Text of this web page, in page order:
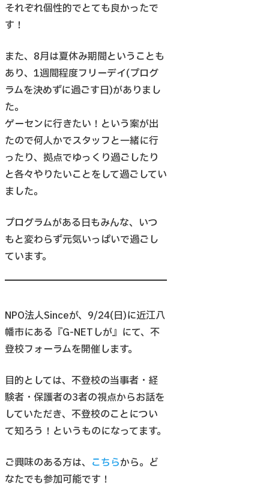
それぞれ個性的でとても良かったで
す！
また、8月は夏休み期間ということも
あり、1週間程度フリーデイ(プログ
ラムを決めずに過ごす日)がありまし
た。
ゲーセンに行きたい！という案が出
たので何人かでスタッフと一緒に行
ったり、拠点でゆっくり過ごしたり
と各々やりたいことをして過ごしてい
ました。
プログラムがある日もみんな、いつ
もと変わらず元気いっぱいで過ごし
ています。
NPO法人Sinceが、9/24(日)に近江八
幡市にある『G-NETしが』にて、不
登校フォーラムを開催します。
目的としては、不登校の当事者・経
験者・保護者の3者の視点からお話を
していただき、不登校のことについ
て知ろう！というものになってます。
ご興味のある方は、 こちらから。ど
なたでも参加可能です！